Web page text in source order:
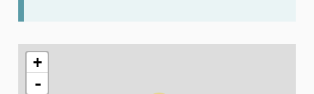
The following element is a map which presents the items on
+
-